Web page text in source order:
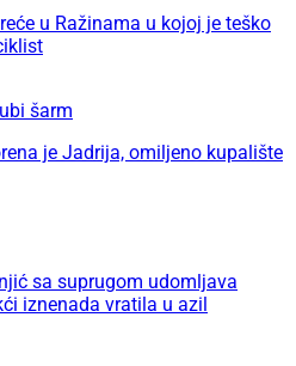
u Ražinama u kojoj je teško
šarm
je Jadrija, omiljeno kupalište
sa suprugom udomljava
iznenada vratila u azil